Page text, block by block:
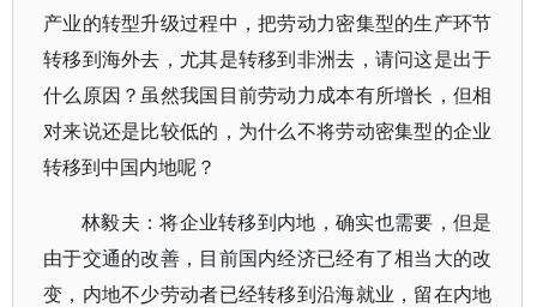
产业的转型升级过程中，把劳动力密集型的生产环节
转移到海外去，尤其是转移到非洲去，请问这是出于
什么原因？虽然我国目前劳动力成本有所增长，但相
对来说还是比较低的，为什么不将劳动密集型的企业
转移到中国内地呢？
林毅夫：将企业转移到内地，确实也需要，但是
由于交通的改善，目前国内经济已经有了相当大的改
变，内地不少劳动者已经转移到沿海就业，留在内地